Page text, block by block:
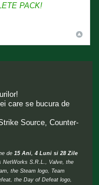
PACK!
care se bucura de
Source, Counter-
de15 Ani, 4 Luni si 28 Zile
NetWorks S.R.L., Valve, the
the Steam logo, Team
the Day of Defeat logo,